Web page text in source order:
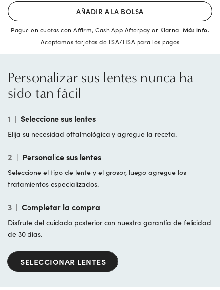
AÑADIR A LA BOLSA
Pague en cuotas con Affirm, Cash App Afterpay or Klarna Más info.
Aceptamos tarjetas de FSA/HSA para los pagos
Personalizar sus lentes nunca ha
sido tan fácil
1 | Seleccione sus lentes
Elija su necesidad oftalmológica y agregue la receta.
2 | Personalice sus lentes
Seleccione el tipo de lente y el grosor, luego agregue los
tratamientos especializados.
3 | Completar la compra
Disfrute del cuidado posterior con nuestra garantía de felicidad
de 30 días.
SELECCIONAR LENTES